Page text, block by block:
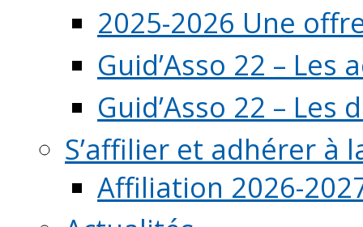
2025-2026 Une
Guid’Asso 22 –
Guid’Asso 22 – Les
S’affilier et adhérer à
Affiliation 2026-